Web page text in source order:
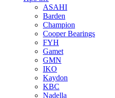
ASAHI
Barden
Champion
Cooper Bearings
FYH
Gamet
GMN
IKO
Kaydon
KBC
Nadella